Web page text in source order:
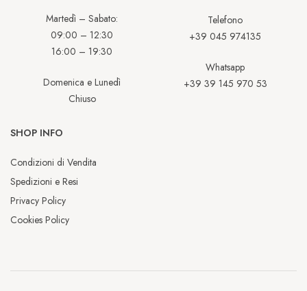
Martedì – Sabato:
09:00 – 12:30
16:00 – 19:30
Domenica e Lunedì
Chiuso
Telefono
+39 045 974135
Whatsapp
+39 39 145 970 53
SHOP INFO
Condizioni di Vendita
Spedizioni e Resi
Privacy Policy
Cookies Policy